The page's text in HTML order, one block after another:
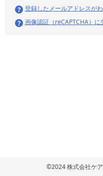
登録したメールアドレスが
画像認証（reCAPTCHA）
©2024 株式会社ケ